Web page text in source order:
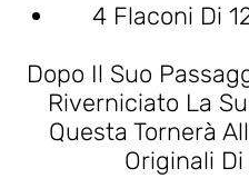
4 Flaconi Di
Dopo Il Suo
Riverniciato La
Questa Tornerà
Originali